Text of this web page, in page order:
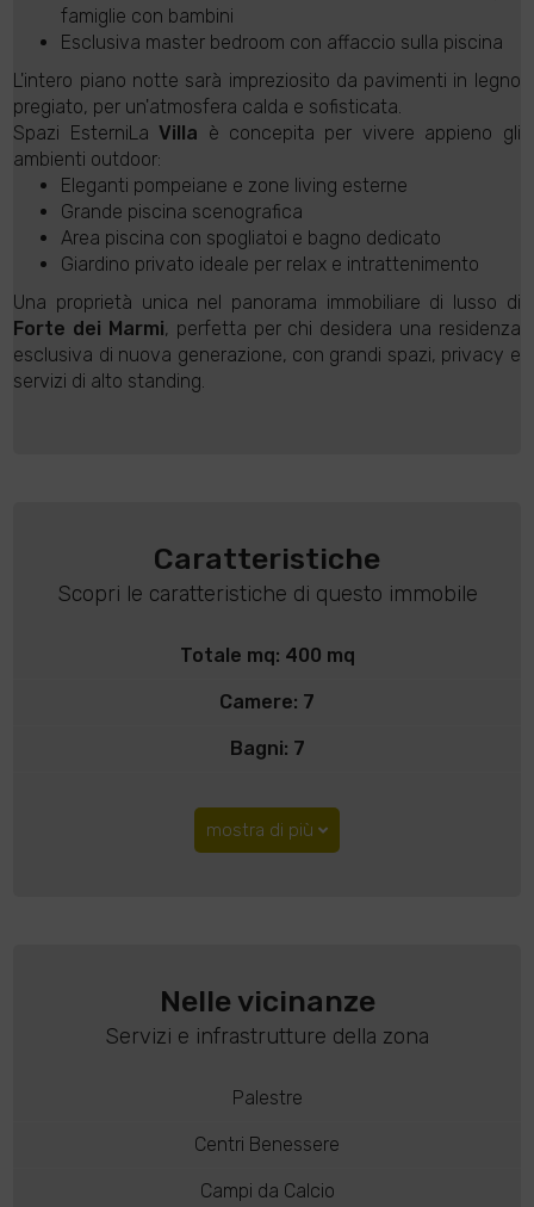
famiglie con bambini
Esclusiva master bedroom con affaccio sulla piscina
L'intero piano notte sarà impreziosito da pavimenti in legno
pregiato, per un'atmosfera calda e sofisticata.
Spazi EsterniLaVilla è concepita per vivere appieno gli
ambienti outdoor:
Eleganti pompeiane e zone living esterne
Grande piscina scenografica
Area piscina con spogliatoi e bagno dedicato
Giardino privato ideale per relax e intrattenimento
Una proprietà unica nel panorama immobiliare di lusso di
Forte dei Marmi, perfetta per chi desidera una residenza
esclusiva di nuova generazione, con grandi spazi, privacy e
servizi di alto standing.
Caratteristiche
Scopri le caratteristiche di questo immobile
Totale mq: 400 mq
Camere: 7
Bagni: 7
mostra di più
Nelle vicinanze
Servizi e infrastrutture della zona
Palestre
Centri Benessere
Campi da Calcio